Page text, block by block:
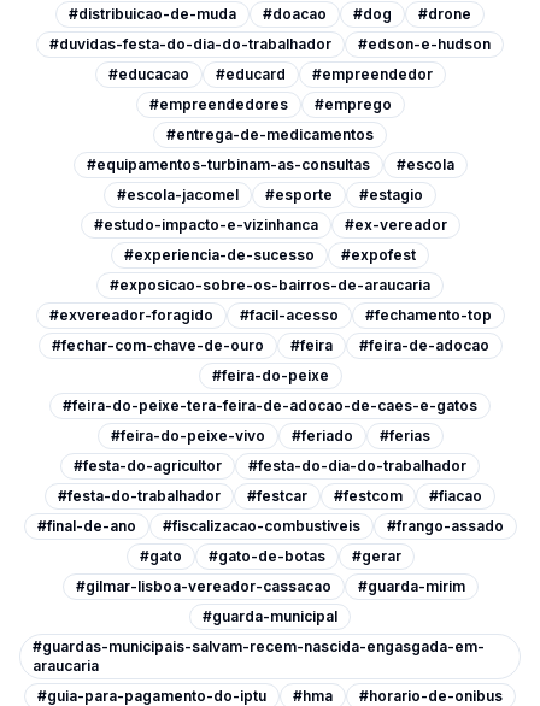
#distribuicao-de-muda
#doacao #dog
#drone
#duvidas-festa-do-dia-do-trabalhador
#edson-e-hudson
#educacao
#educard
#empreendedor
#empreendedores
#emprego
#entrega-de-medicamentos
#equipamentos-turbinam-as-consultas
#escola
#escola-jacomel
#esporte
#estagio
#estudo-impacto-e-vizinhanca
#ex-vereador
#experiencia-de-sucesso
#expofest
#exposicao-sobre-os-bairros-de-araucaria
#exvereador-foragido
#facil-acesso
#fechamento-top
#fechar-com-chave-de-ouro
#feira
#feira-de-adocao
#feira-do-peixe
#feira-do-peixe-tera-feira-de-adocao-de-caes-e-gatos
#feira-do-peixe-vivo
#feriado
#ferias
#festa-do-agricultor
#festa-do-dia-do-trabalhador
#festa-do-trabalhador
#festcar #festcom
#fiacao
#final-de-ano
#fiscalizacao-combustiveis
#frango-assado
#gato
#gato-de-botas
#gerar
#gilmar-lisboa-vereador-cassacao
#guarda-mirim
#guarda-municipal
#guardas-municipais-salvam-recem-nascida-engasgada-em-
araucaria
#guia-para-pagamento-do-iptu
#hma
#horario-de-onibus